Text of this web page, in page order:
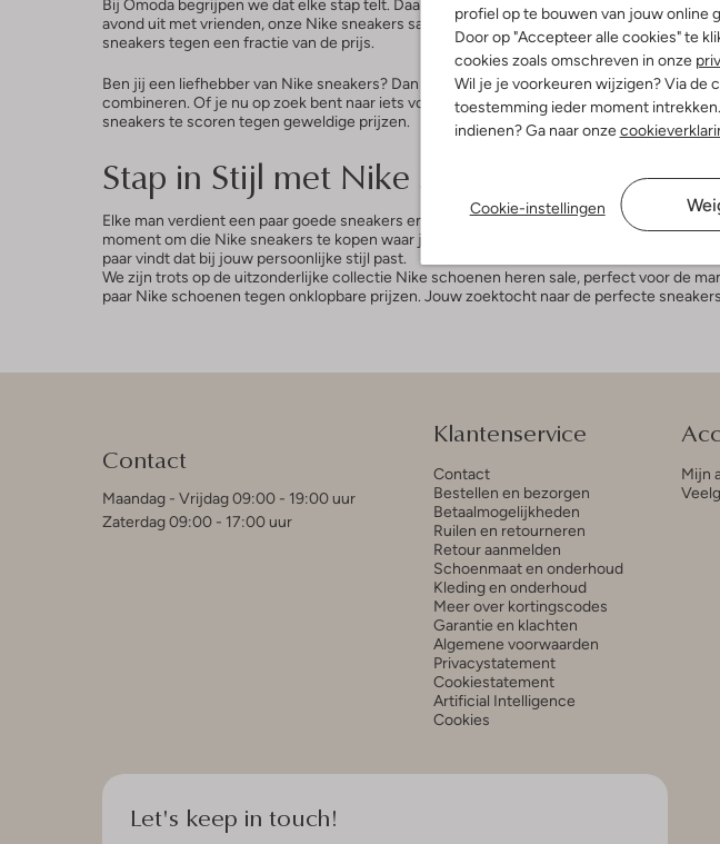
profiel op te bouwen van jouw online
Door op "Accepteer alle cookies" te
cookies zoals omschreven in onze
Wil je je voorkeuren wijzigen? Via de
toestemming ieder moment
indienen? Ga naar onze
Cookie-instellingen
Bij Omoda begrijpen we dat elke stap telt. Daarom bieden we een breed scala aan
avond uit met vrienden, onze Nike sneakers sale collectie zorgt ervoor dat je er altijd
sneakers tegen een fractie van de prijs.
Ben jij een liefhebber van Nike sneakers? Dan is onze Nike sneakers heren sale de
combineren. Of je nu op zoek bent naar iets voor sportieve prestaties of casual
sneakers te scoren tegen geweldige prijzen.
Stap in Stijl met Nike Sale Sneakers
Elke man verdient een paar goede sneakers en onze Nike sale sneakers maken het
moment om die Nike sneakers te kopen waar je altijd al van gedroomd hebt. Onze
paar vindt dat bij jouw persoonlijke stijl past.
We zijn trots op de uitzonderlijke collectie Nike schoenen heren sale, perfect voor de
paar Nike schoenen tegen onklopbare prijzen. Jouw zoektocht naar de perfecte
Contact
Maandag - Vrijdag 09:00 - 19:00 uur
Zaterdag 09:00 - 17:00 uur
Klantenservice
Contact
Bestellen en bezorgen
Betaalmogelijkheden
Ruilen en retourneren
Retour aanmelden
Schoenmaat en onderhoud
Kleding en onderhoud
Meer over kortingscodes
Garantie en klachten
Algemene voorwaarden
Privacystatement
Cookiestatement
Artificial Intelligence
Cookies
Mijn
Let's keep in touch!